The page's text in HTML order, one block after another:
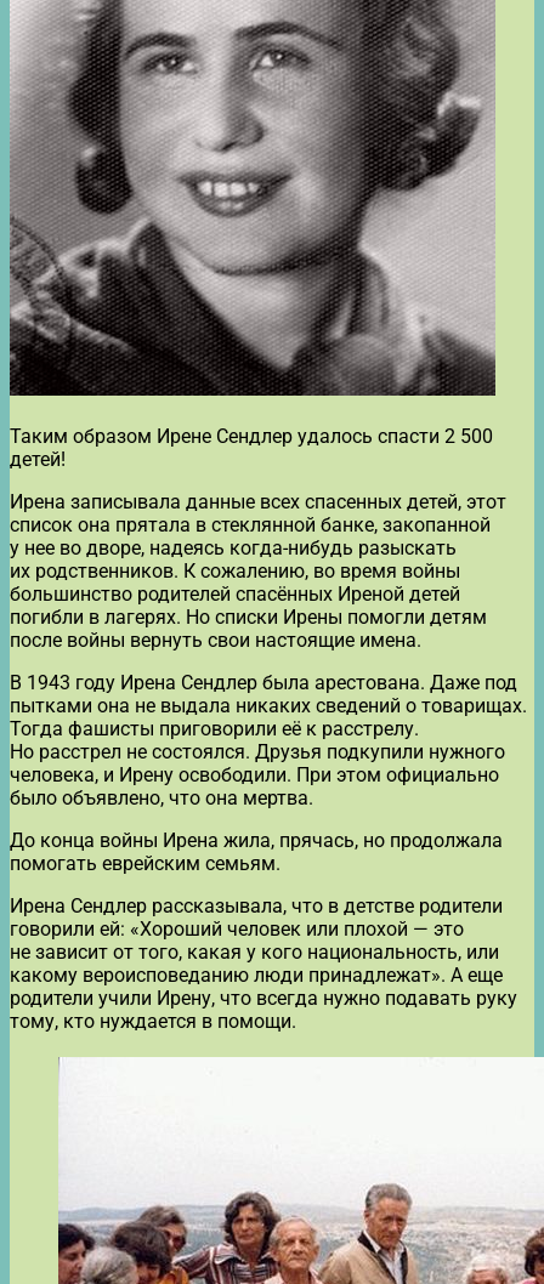
Таким образом Ирене Сендлер удалось спасти 2 500
детей!
Ирена записывала данные всех спасенных детей, этот
список она прятала в стеклянной банке, закопанной
у нее во дворе, надеясь когда-нибудь разыскать
их родственников. К сожалению, во время войны
большинство родителей спасённых Иреной детей
погибли в лагерях. Но списки Ирены помогли детям
после войны вернуть свои настоящие имена.
В 1943 году Ирена Сендлер была арестована. Даже под
пытками она не выдала никаких сведений о товарищах.
Тогда фашисты приговорили её к расстрелу.
Но расстрел не состоялся. Друзья подкупили нужного
человека, и Ирену освободили. При этом официально
было объявлено, что она мертва.
До конца войны Ирена жила, прячась, но продолжала
помогать еврейским семьям.
Ирена Сендлер рассказывала, что в детстве родители
говорили ей: «Хороший человек или плохой — это
не зависит от того, какая у кого национальность, или
какому вероисповеданию люди принадлежат». А еще
родители учили Ирену, что всегда нужно подавать руку
тому, кто нуждается в помощи.